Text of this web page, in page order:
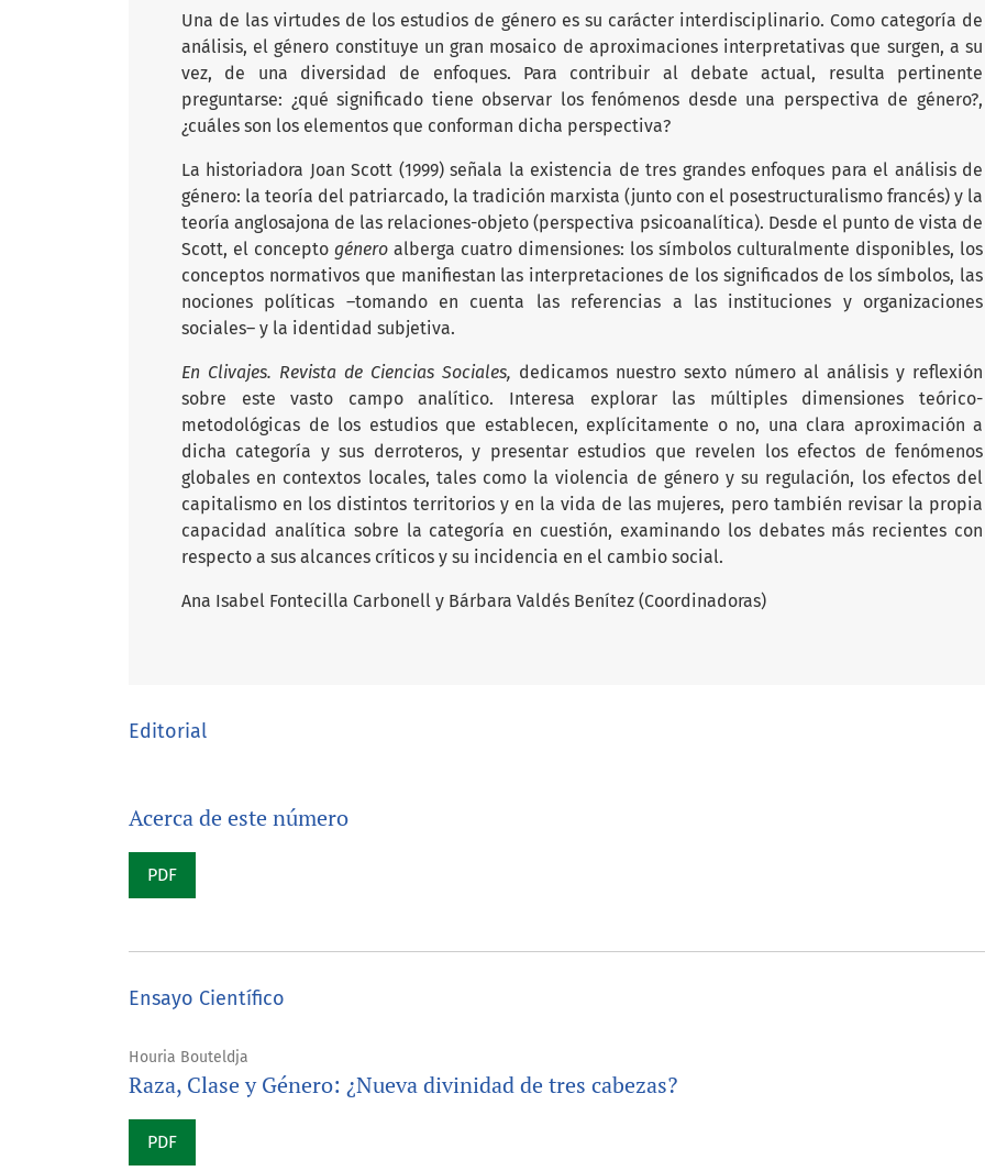
Una de las virtudes de los estudios de género es su carácter interdisciplinario. Como categoría de
análisis, el género constituye un gran mosaico de aproximaciones interpretativas que surgen, a su
vez, de una diversidad de enfoques. Para contribuir al debate actual, resulta pertinente
preguntarse: ¿qué significado tiene observar los fenómenos desde una perspectiva de género?,
¿cuáles son los elementos que conforman dicha perspectiva?
La historiadora Joan Scott (1999) señala la existencia de tres grandes enfoques para el análisis de
género: la teoría del patriarcado, la tradición marxista (junto con el posestructuralismo francés) y la
teoría anglosajona de las relaciones-objeto (perspectiva psicoanalítica). Desde el punto de vista de
Scott, el concepto género alberga cuatro dimensiones: los símbolos culturalmente disponibles, los
conceptos normativos que manifiestan las interpretaciones de los significados de los símbolos, las
nociones políticas –tomando en cuenta las referencias a las instituciones y organizaciones
sociales– y la identidad subjetiva.
En Clivajes. Revista de Ciencias Sociales, dedicamos nuestro sexto número al análisis y reflexión
sobre este vasto campo analítico. Interesa explorar las múltiples dimensiones teórico-
metodológicas de los estudios que establecen, explícitamente o no, una clara aproximación a
dicha categoría y sus derroteros, y presentar estudios que revelen los efectos de fenómenos
globales en contextos locales, tales como la violencia de género y su regulación, los efectos del
capitalismo en los distintos territorios y en la vida de las mujeres, pero también revisar la propia
capacidad analítica sobre la categoría en cuestión, examinando los debates más recientes con
respecto a sus alcances críticos y su incidencia en el cambio social.
Ana Isabel Fontecilla Carbonell y Bárbara Valdés Benítez (Coordinadoras)
Editorial
Acerca de este número
PDF
Ensayo Científico
Houria Bouteldja
Raza, Clase y Género: ¿Nueva divinidad de tres cabezas?
PDF